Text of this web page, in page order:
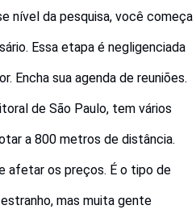
nível da pesquisa, você começa
Essa etapa é negligenciada
Encha sua agenda de reuniões.
de São Paulo, tem vários
a 800 metros de distância.
afetar os preços. É o tipo de
mas muita gente